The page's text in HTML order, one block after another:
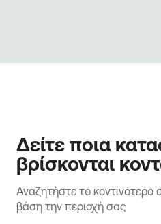
Δείτε ποια
βρίσκονται
Αναζητήστε το
βάση την περιοχή σας